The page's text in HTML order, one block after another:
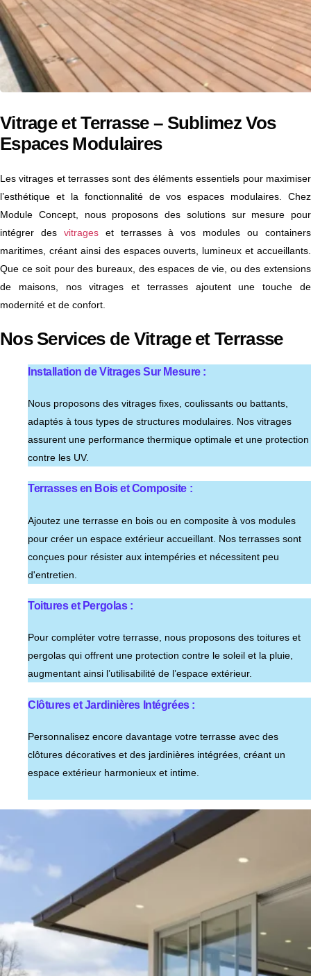
Vitrage et Terrasse – Sublimez Vos
Espaces Modulaires
Les vitrages et terrasses sont des éléments essentiels pour maximiser
l’esthétique et la fonctionnalité de vos espaces modulaires. Chez
Module Concept, nous proposons des solutions sur mesure pour
intégrer des vitrageset terrasses à vos modules ou containers
maritimes, créant ainsi des espaces ouverts, lumineux et accueillants.
Que ce soit pour des bureaux, des espaces de vie, ou des extensions
de maisons, nos vitrages et terrasses ajoutent une touche de
modernité et de confort.
Nos Services de Vitrage et Terrasse
Installation de Vitrages Sur Mesure :
Nous proposons des vitrages fixes, coulissants ou battants,
adaptés à tous types de structures modulaires. Nos vitrages
assurent une performance thermique optimale et une protection
contre les UV.
Terrasses en Bois et Composite :
Ajoutez une terrasse en bois ou en composite à vos modules
pour créer un espace extérieur accueillant. Nos terrasses sont
conçues pour résister aux intempéries et nécessitent peu
d'entretien.
Toitures et Pergolas :
Pour compléter votre terrasse, nous proposons des toitures et
pergolas qui offrent une protection contre le soleil et la pluie,
augmentant ainsi l’utilisabilité de l’espace extérieur.
Clôtures et Jardinières Intégrées :
Personnalisez encore davantage votre terrasse avec des
clôtures décoratives et des jardinières intégrées, créant un
espace extérieur harmonieux et intime.